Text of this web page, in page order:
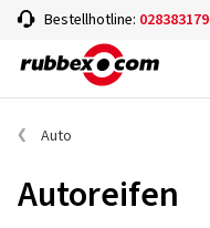
Bestellhotline: 028383179
Auto
Autoreifen